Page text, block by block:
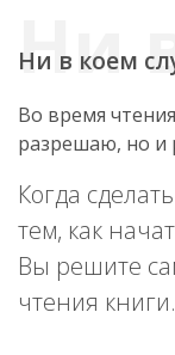
Ни в коем
Во время
разрешаю, но и
Когда
тем, как
Вы решите
чтения книги.